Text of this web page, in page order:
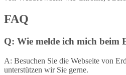
FAQ
Q: Wie melde ich mich beim
A: Besuchen Sie die Webseite von
unterstützen wir Sie gerne.